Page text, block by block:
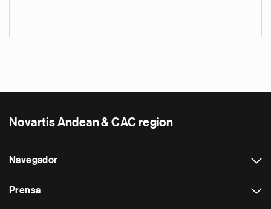
Novartis Andean & CAC region
Navegador
Prensa